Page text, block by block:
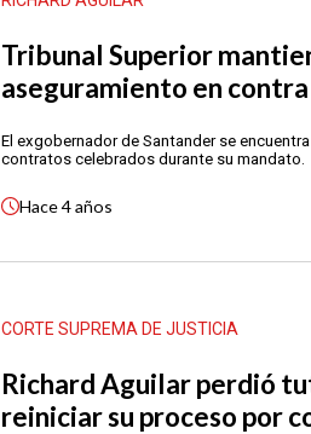
Tribunal Superior
aseguramiento en
El exgobernador de Santander se
contratos celebrados durante su mandato.
Hace4 años
CORTE SUPREMA DE JUSTICIA
Richard Aguilar perdió
reiniciar su proceso por